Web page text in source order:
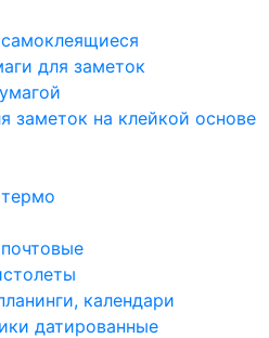
для заметок
заметок на клейкой основе
календари
датированные